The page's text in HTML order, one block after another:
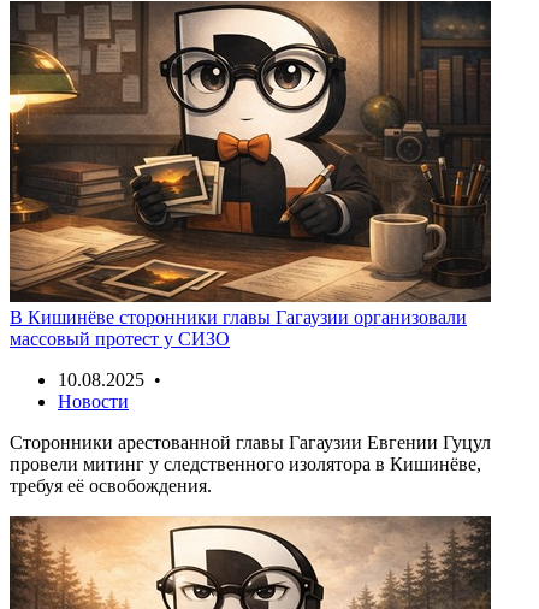
В Кишинёве сторонники главы Гагаузии организовали
массовый протест у СИЗО
10.08.2025 •
Новости
Сторонники арестованной главы Гагаузии Евгении Гуцул
провели митинг у следственного изолятора в Кишинёве,
требуя её освобождения.